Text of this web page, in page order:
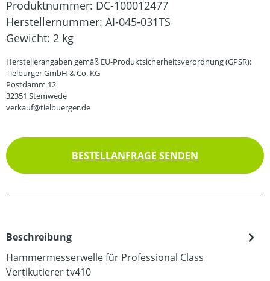
Produktnummer: DC-100012477
Herstellernummer: AI-045-031TS
Gewicht: 2 kg
Herstellerangaben gemäß EU-Produktsicherheitsverordnung (GPSR):
Tielbürger GmbH & Co. KG
Postdamm 12
32351 Stemwede
verkauf@tielbuerger.de
BESTELLANFRAGE SENDEN
Beschreibung
Hammermesserwelle für Professional Class
Vertikutierer tv410